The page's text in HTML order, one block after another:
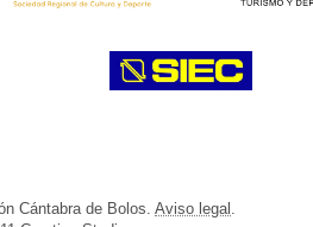
Cántabra de Bolos. Aviso legal .